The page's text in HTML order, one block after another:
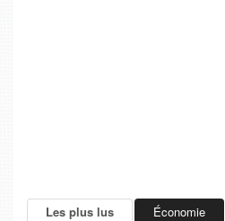
Les plus lus Économie